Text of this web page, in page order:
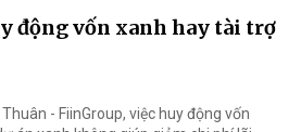
động vốn xanh hay tài trợ
- FiinGroup, việc huy động vốn